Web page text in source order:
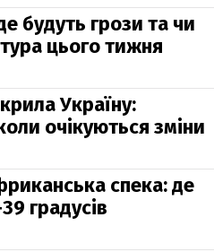
будуть грози та чи
цього тижня
Україну:
очікуються зміни
спека: де
градусів